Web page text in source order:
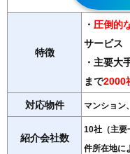
特徴
・ 圧倒的
サービス
・主要大
まで2000
対応物件 マンション
紹介会社数
10社（主要
件所在地に